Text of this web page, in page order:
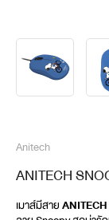
Anitech
ANITECH
เมาส์มีสาย